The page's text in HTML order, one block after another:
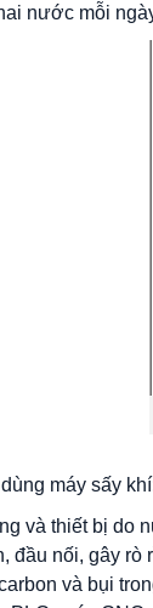
nước mỗi
máy sấy
và thiết bị do
đầu nối, gây rò
và bụi